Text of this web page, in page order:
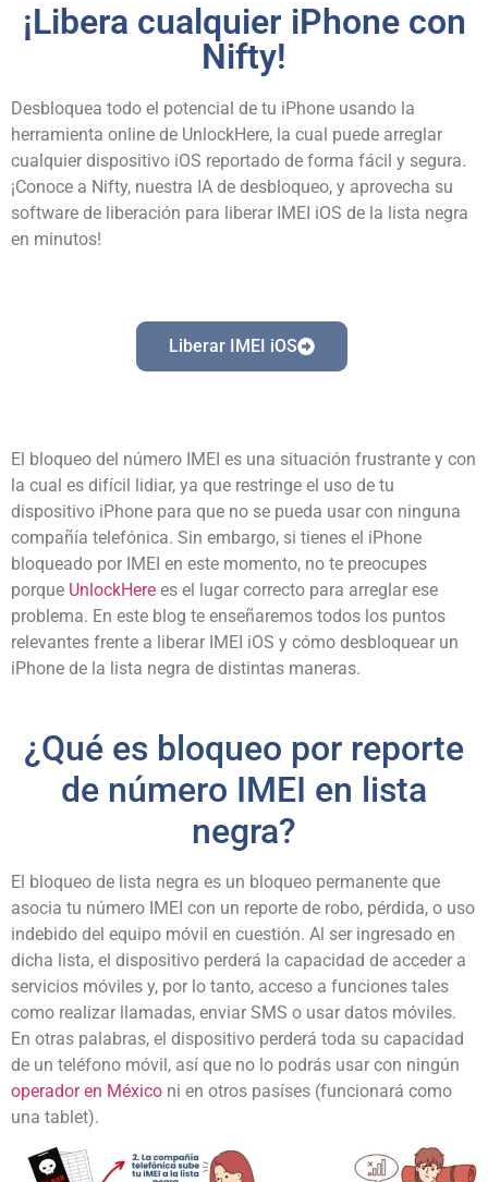
¡Libera cualquier iPhone con
Nifty!
Desbloquea todo el potencial de tu iPhone usando la
herramienta online de UnlockHere, la cual puede arreglar
cualquier dispositivo iOS reportado de forma fácil y segura.
¡Conoce a Nifty, nuestra IA de desbloqueo, y aprovecha su
software de liberación para liberar IMEI iOS de la lista negra
en minutos!
Liberar IMEI iOS
El bloqueo del número IMEI es una situación frustrante y con
la cual es difícil lidiar, ya que restringe el uso de tu
dispositivo iPhone para que no se pueda usar con ninguna
compañía telefónica. Sin embargo, si tienes el iPhone
bloqueado por IMEI en este momento, no te preocupes
porque UnlockHere es el lugar correcto para arreglar ese
problema. En este blog te enseñaremos todos los puntos
relevantes frente a liberar IMEI iOS y cómo desbloquear un
iPhone de la lista negra de distintas maneras.
¿Qué es bloqueo por reporte
de número IMEI en lista
negra?
El bloqueo de lista negra es un bloqueo permanente que
asocia tu número IMEI con un reporte de robo, pérdida, o uso
indebido del equipo móvil en cuestión. Al ser ingresado en
dicha lista, el dispositivo perderá la capacidad de acceder a
servicios móviles y, por lo tanto, acceso a funciones tales
como realizar llamadas, enviar SMS o usar datos móviles.
En otras palabras, el dispositivo perderá toda su capacidad
de un teléfono móvil, así que no lo podrás usar con ningún
operador en México ni en otros pasíses (funcionará como
una tablet).